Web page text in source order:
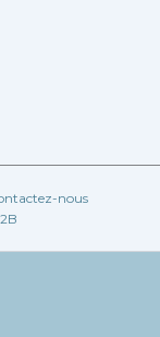
nous